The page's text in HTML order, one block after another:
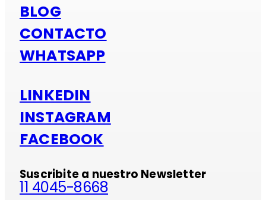
BLOG
CONTACTO
WHATSAPP
LINKEDIN
INSTAGRAM
FACEBOOK
Suscribite a nuestro Newsletter
11 4045-8668